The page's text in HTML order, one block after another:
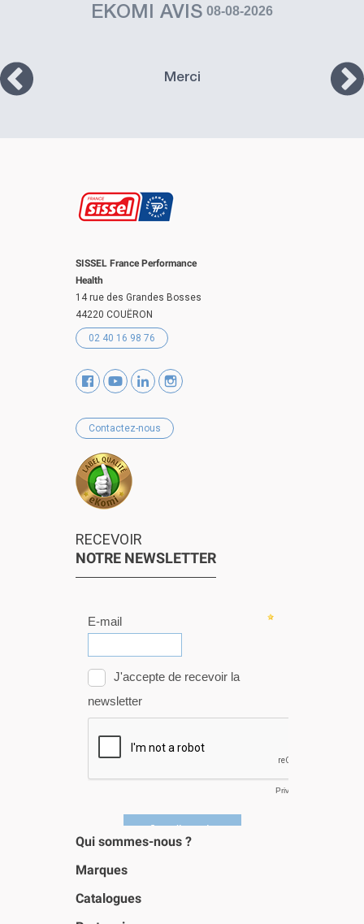
EKOMI AVIS 08-08-2026
Merci
SISSEL France Performance
Health
14 rue des Grandes Bosses
44220 COUËRON
02 40 16 98 76
Contactez-nous
RECEVOIR
NOTRE NEWSLETTER
Qui sommes-nous ?
Marques
Catalogues